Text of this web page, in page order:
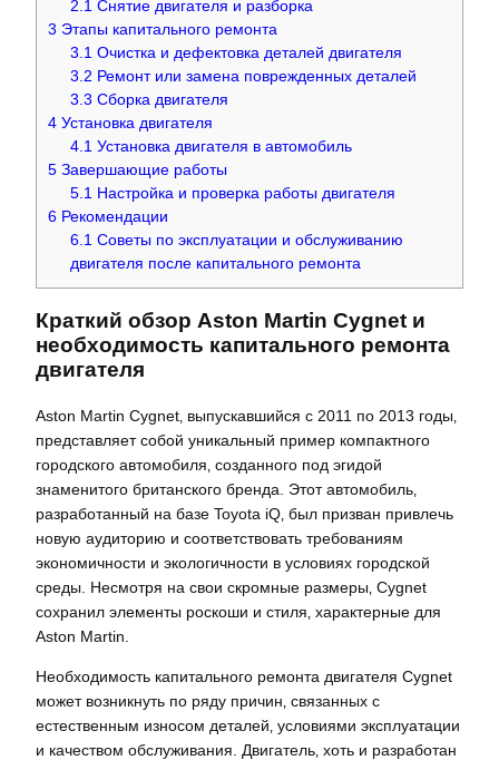
2.1 Снятие двигателя и разборка
3 Этапы капитального ремонта
3.1 Очистка и дефектовка деталей двигателя
3.2 Ремонт или замена поврежденных деталей
3.3 Сборка двигателя
4 Установка двигателя
4.1 Установка двигателя в автомобиль
5 Завершающие работы
5.1 Настройка и проверка работы двигателя
6 Рекомендации
6.1 Советы по эксплуатации и обслуживанию
двигателя после капитального ремонта
Краткий обзор Aston Martin Cygnet и
необходимость капитального ремонта
двигателя
Aston Martin Cygnet‚ выпускавшийся с 2011 по 2013 годы‚
представляет собой уникальный пример компактного
городского автомобиля‚ созданного под эгидой
знаменитого британского бренда. Этот автомобиль‚
разработанный на базе Toyota iQ‚ был призван привлечь
новую аудиторию и соответствовать требованиям
экономичности и экологичности в условиях городской
среды. Несмотря на свои скромные размеры‚ Cygnet
сохранил элементы роскоши и стиля‚ характерные для
Aston Martin.
Необходимость капитального ремонта двигателя Cygnet
может возникнуть по ряду причин‚ связанных с
естественным износом деталей‚ условиями эксплуатации
и качеством обслуживания. Двигатель‚ хоть и разработан